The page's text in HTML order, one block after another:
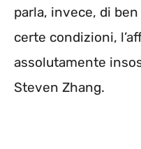
parla, invece, di ben
certe condizioni,
assolutamente
Steven Zhang.